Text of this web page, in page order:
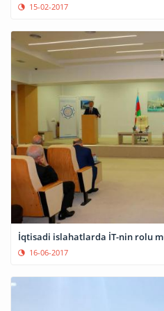
15-02-2017
İqtisadi islahatlarda İT-nin rolu
16-06-2017